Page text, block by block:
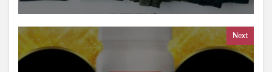
Next